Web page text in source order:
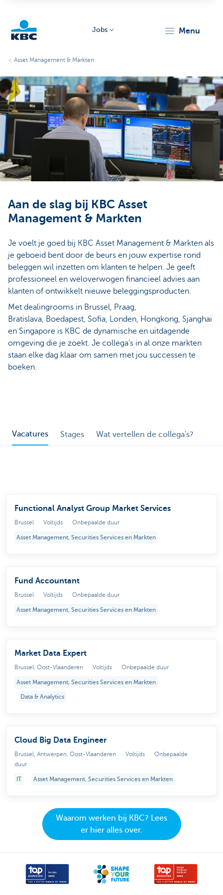
Particulieren
Jobs menu
Asset Management & Markten
Aan de slag bij KBC Asset
Management & Markten
Je voelt je goed bij KBC Asset Management & Markten als
je geboeid bent door de beurs en jouw expertise rond
beleggen wil inzetten om klanten te helpen. Je geeft
professioneel en weloverwogen financieel advies aan
klanten of ontwikkelt nieuwe beleggingsproducten.
Met dealingrooms in Brussel, Praag,
Bratislava, Boedapest, Sofia, Londen, Hongkong, Sjanghai
en Singapore is KBC de dynamische en uitdagende
omgeving die je zoekt. Je collega’s in al onze markten
staan elke dag klaar om samen met jou successen te
boeken.
Vacatures Stages Wat vertellen de collega's?
Functional Analyst Group Market Services
Brussel Voltijds Onbepaalde duur
Asset Management, Securities Services en Markten
Fund Accountant
Brussel Voltijds Onbepaalde duur
Asset Management, Securities Services en Markten
Market Data Expert
Brussel, Oost-Vlaanderen Voltijds Onbepaalde duur
Asset Management, Securities Services en Markten
Data & Analytics
Cloud Big Data Engineer
Brussel, Antwerpen, Oost-Vlaanderen Voltijds
Onbepaalde
duur
IT Asset Management, Securities Services en Markten
Waarom werken bij KBC? Lees
er hier alles over.